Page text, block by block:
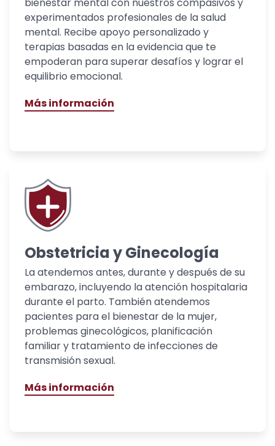
bienestar mental con nuestros compasivos y
experimentados profesionales de la salud
mental. Recibe apoyo personalizado y
terapias basadas en la evidencia que te
empoderan para superar desafíos y lograr el
equilibrio emocional.
Más información
Obstetricia y Ginecología
La atendemos antes, durante y después de su
embarazo, incluyendo la atención hospitalaria
durante el parto. También atendemos
pacientes para el bienestar de la mujer,
problemas ginecológicos, planificación
familiar y tratamiento de infecciones de
transmisión sexual.
Más información